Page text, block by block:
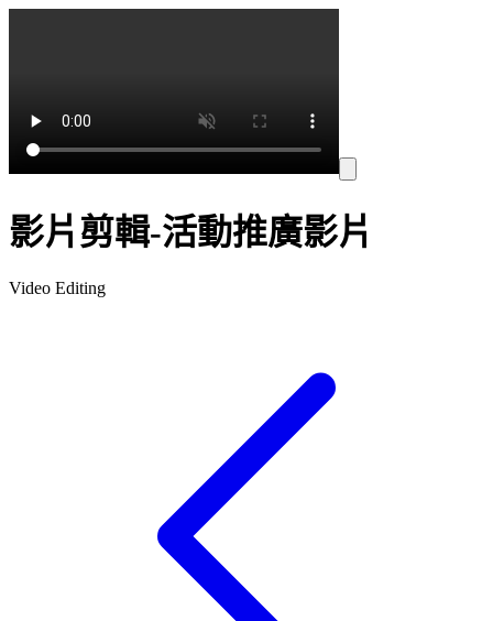
影片剪輯-活動推廣影片
Video Editing